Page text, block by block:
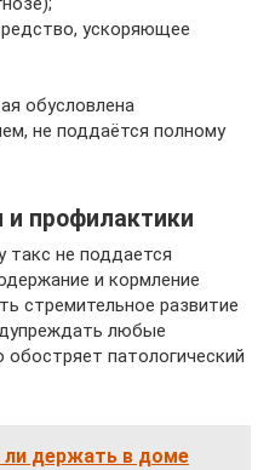
ускоряющее
обусловлена
не поддаётся полному
и профилактики
такс не поддается
и кормление
стремительное развитие
любые
патологический
ли держать в доме